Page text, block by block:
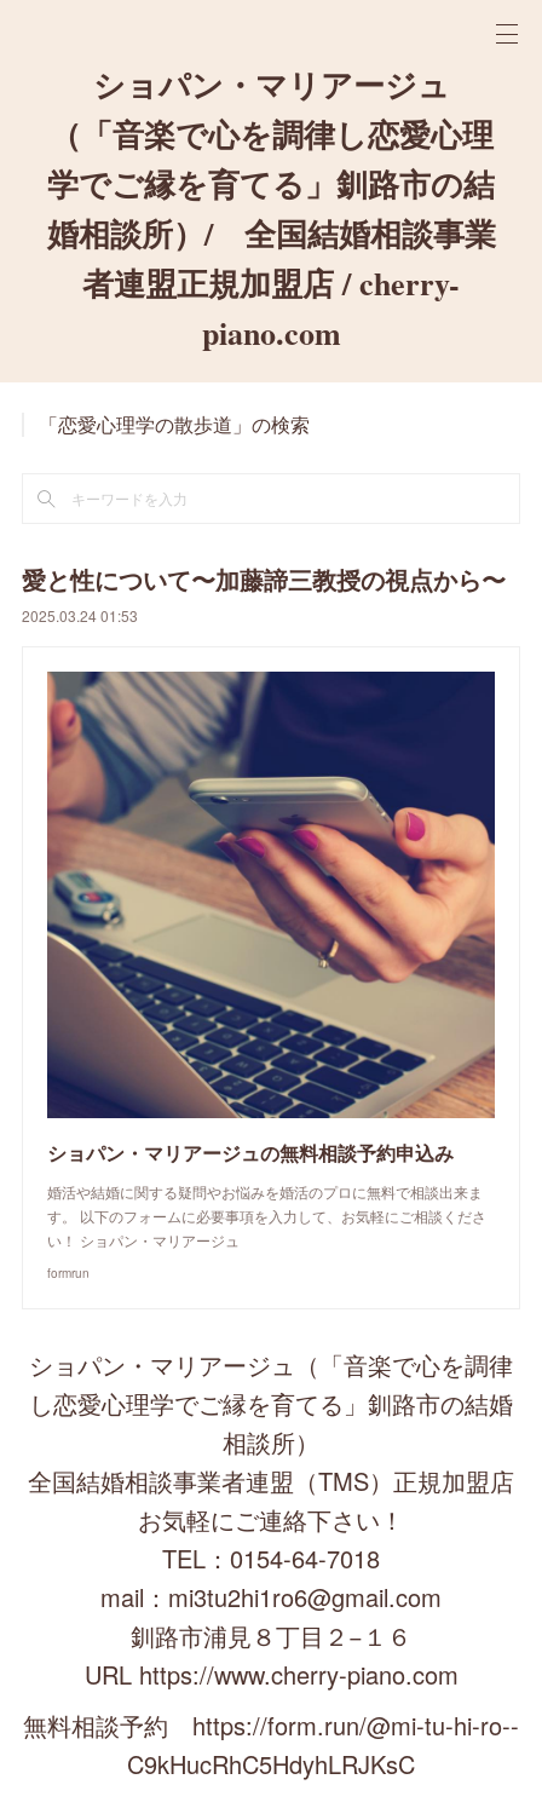
ショパン・マリアージュ
（「音楽で心を調律し恋愛心理
学でご縁を育てる」釧路市の結
婚相談所）/ 全国結婚相談事業
者連盟正規加盟店 / cherry-
piano.com
「恋愛心理学の散歩道」の検索
愛と性について〜加藤諦三教授の視点から〜
2025.03.24 01:53
ショパン・マリアージュの無料相談予約申込み
婚活や結婚に関する疑問やお悩みを婚活のプロに無料で相談出来ま
す。 以下のフォームに必要事項を入力して、お気軽にご相談くださ
い！ ショパン・マリアージュ
formrun
ショパン・マリアージュ（「音楽で心を調律
し恋愛心理学でご縁を育てる」釧路市の結婚
相談所）
全国結婚相談事業者連盟（TMS）正規加盟店
お気軽にご連絡下さい！
TEL：0154-64-7018
mail：mi3tu2hi1ro6@gmail.com
釧路市浦見８丁目２−１６
URL https://www.cherry-piano.com
無料相談予約 https://form.run/@mi-tu-hi-ro--
C9kHucRhC5HdyhLRJKsC